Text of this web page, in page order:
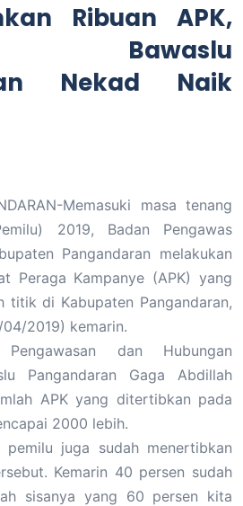
Ribuan APK,
Bawaslu
Nekad Naik
Memasuki masa tenang
2019, Badan Pengawas
Pangandaran melakukan
Peraga Kampanye (APK) yang
titik di Kabupaten Pangandaran,
2019) kemarin.
dan Hubungan
Pangandaran Gaga Abdillah
APK yang ditertibkan pada
2000 lebih.
pemilu juga sudah menertibkan
Kemarin 40 persen sudah
sisanya yang 60 persen kita